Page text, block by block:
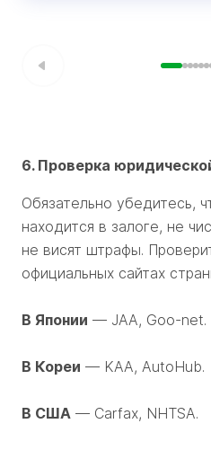
6. Проверка
Обязательно убедитесь,
находится в залоге, не
не висят штрафы.
официальных сайтах
В Японии — JAA, Goo-net.
В Кореи — KAA, AutoHub.
В США — Carfax, NHTSA.